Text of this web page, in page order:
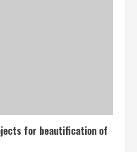
for beautification of